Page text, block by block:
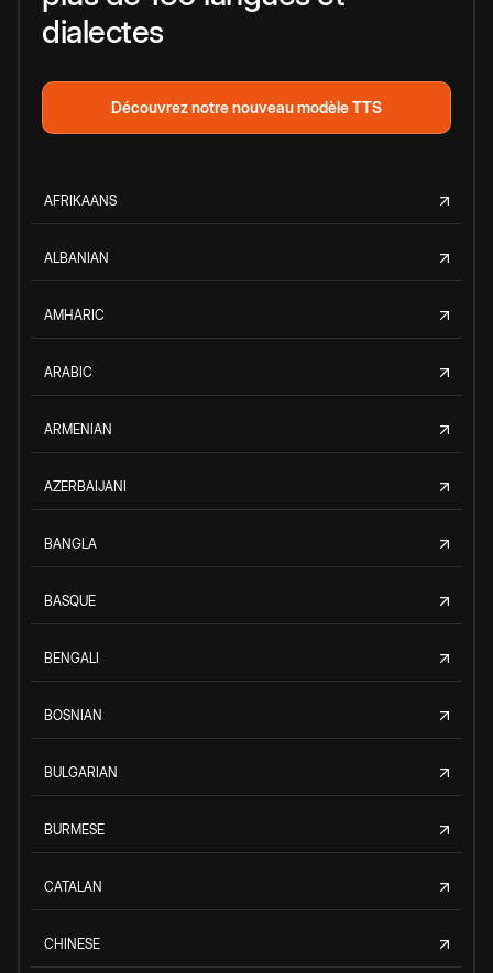
dialectes
Découvrez notre nouveau modèle TTS
AFRIKAANS
ALBANIAN
AMHARIC
ARABIC
ARMENIAN
AZERBAIJANI
BANGLA
BASQUE
BENGALI
BOSNIAN
BULGARIAN
BURMESE
CATALAN
CHINESE